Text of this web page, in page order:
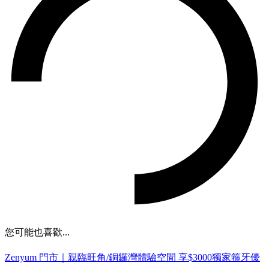
您可能也喜歡...
Zenyum 門市｜親臨旺角/銅鑼灣體驗空間 享$3000獨家箍牙優